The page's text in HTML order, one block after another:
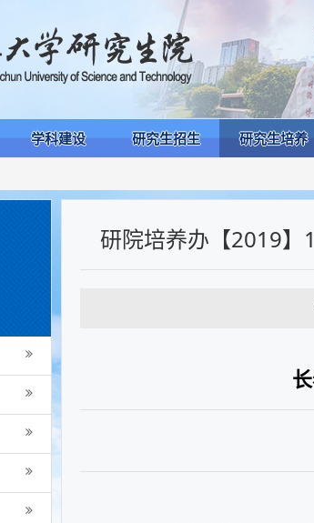
学科建设 研究生招生 研究生培养
研院培养办【2019】